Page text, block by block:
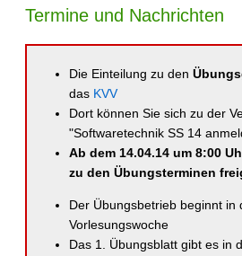
Termine und Nachrichten
Die Einteilung zu den
das KVV
Dort können Sie sich zu der
"Softwaretechnik SS 14
Ab dem 14.04.14 um 8:00
zu den Übungsterminen
Der Übungsbetrieb beginnt in
Vorlesungswoche
Das 1. Übungsblatt gibt es in